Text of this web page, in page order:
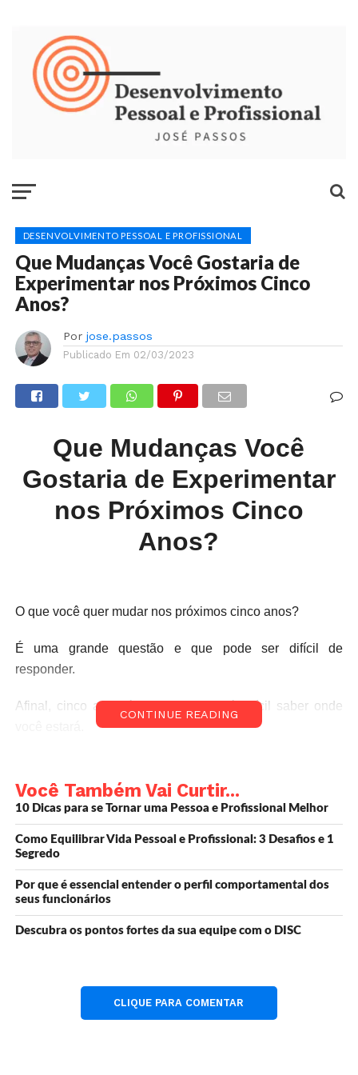
DESENVOLVIMENTO PESSOAL E PROFISSIONAL
Que Mudanças Você Gostaria de
Experimentar nos Próximos Cinco
Anos?
Por jose.passos
Publicado Em 02/03/2023
Que Mudanças Você
Gostaria de Experimentar
nos Próximos Cinco
Anos?
O que você quer mudar nos próximos cinco anos?
É uma grande questão e que pode ser difícil de
responder.
Afinal, cinco anos é muito tempo e é difícil saber onde
sobre as mudanças que gostaria de experimentar nos
próximos cinco anos.
Primeiro, pense no que você deseja alcançar.
Quais metas você quer alcançar?
O que você quer alcançar?
CONTINUE READING
Você Também Vai Curtir...
10 Dicas para se Tornar uma Pessoa e Profissional Melhor
Como Equilibrar Vida Pessoal e Profissional: 3 Desafios e 1
Segredo
Por que é essencial entender o perfil comportamental dos
seus funcionários
Descubra os pontos fortes da sua equipe com o DISC
CLIQUE PARA COMENTAR